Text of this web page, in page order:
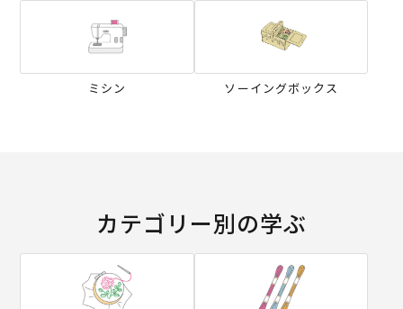
ミシン ソーイングボックス
カテゴリー別の学ぶ